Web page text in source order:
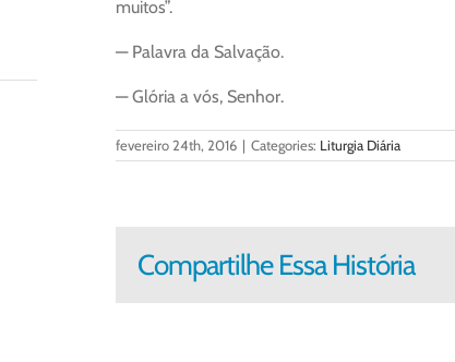
muitos”.
— Palavra da Salvação.
— Glória a vós, Senhor.
fevereiro 24th, 2016 | Categories: Liturgia Diária
Compartilhe Essa História